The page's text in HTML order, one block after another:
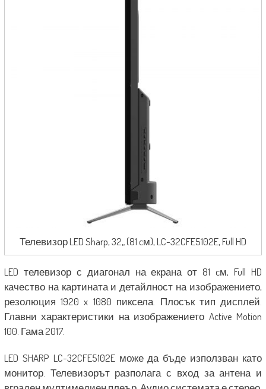
Телевизор LED Sharp, 32„ (81 cм), LC-32CFE5102E, Full HD
LED телевизор с диагонал на екрана от 81 cм, Full HD
качество на картината и детайлност на изображението,
резолюция 1920 x 1080 пиксела. Плосък тип дисплей.
Главни характеристики на изображението Active Motion
100. Гама 2017.
LED SHARP LC-32CFE5102E може да бъде използван като
монитор. Телевизорът разполага с вход за антена и